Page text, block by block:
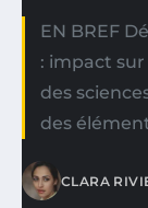
EN BREF
: impact
des
des
CLARA